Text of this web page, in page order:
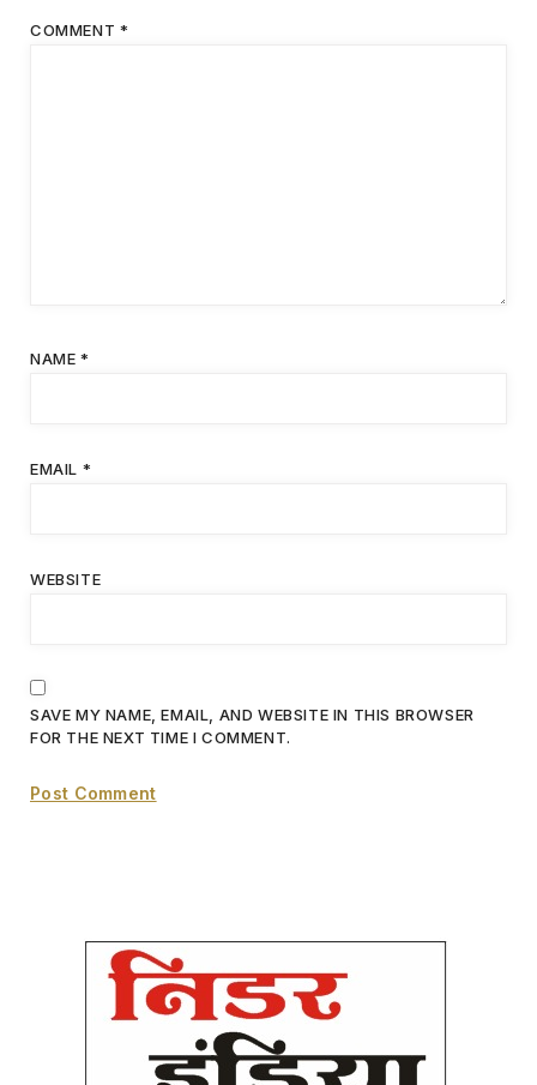
COMMENT *
NAME *
EMAIL *
WEBSITE
SAVE MY NAME, EMAIL, AND WEBSITE IN THIS BROWSER
FOR THE NEXT TIME I COMMENT.